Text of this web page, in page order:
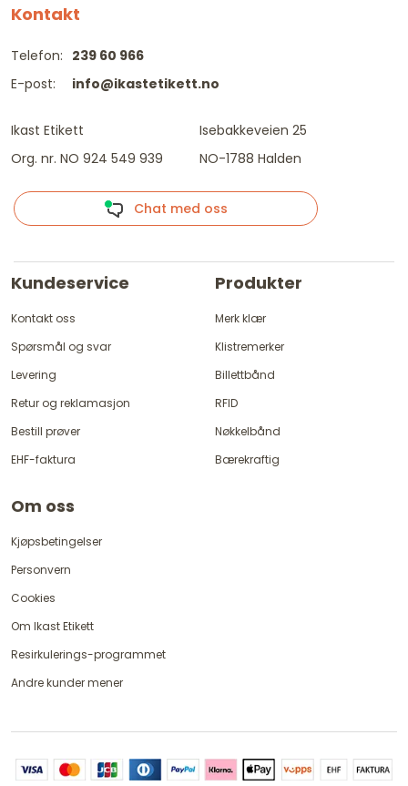
Kontakt
Telefon:
E-post:
239 60 966
info@ikastetikett.no
Ikast Etikett
Org. nr. NO 924 549 939
Isebakkeveien 25
NO-1788 Halden
Chat med oss
Kundeservice
Kontakt oss
Spørsmål og svar
Levering
Retur og reklamasjon
Bestill prøver
EHF-faktura
Produkter
Merk klær
Klistremerker
Billettbånd
RFID
Nøkkelbånd
Bærekraftig
Om oss
Kjøpsbetingelser
Personvern
Cookies
Om Ikast Etikett
Resirkulerings-programmet
Andre kunder mener